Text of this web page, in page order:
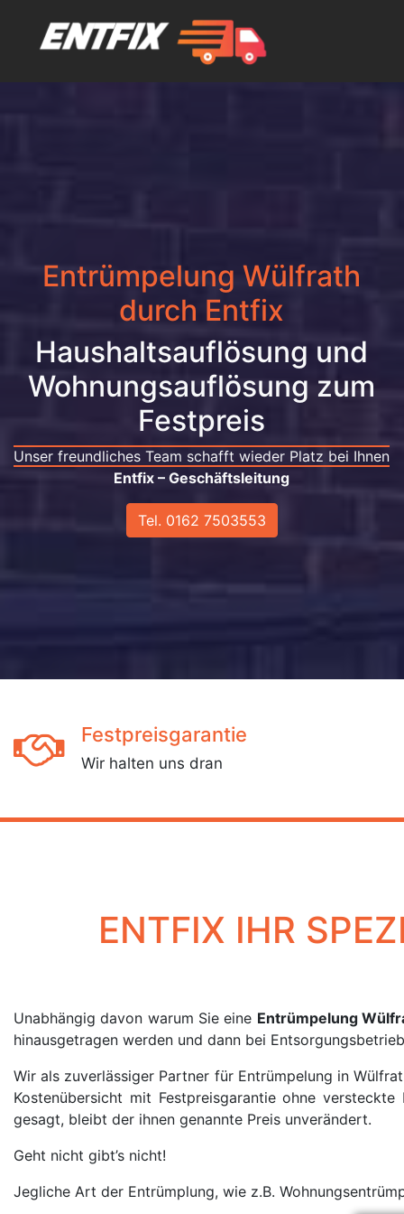
Entrümpelung Wülfrath
durch Entfix
Haushaltsauflösung und
Wohnungsauflösung zum
Festpreis
Unser freundliches Team schafft wieder Platz bei Ihnen
Entfix – Geschäftsleitung
Tel. 0162 7503553
Festpreisgarantie
Wir halten uns dran
ENTFIX IHR
Unabhängig davon warum Sie eine Entrümpelung
hinausgetragen werden und dann bei
Wir als zuverlässiger Partner für Entrümpelung in
Kostenübersicht mit Festpreisgarantie ohne
gesagt, bleibt der ihnen genannte Preis unverändert.
Geht nicht gibt’s nicht!
Jegliche Art der Entrümplung, wie z.B.